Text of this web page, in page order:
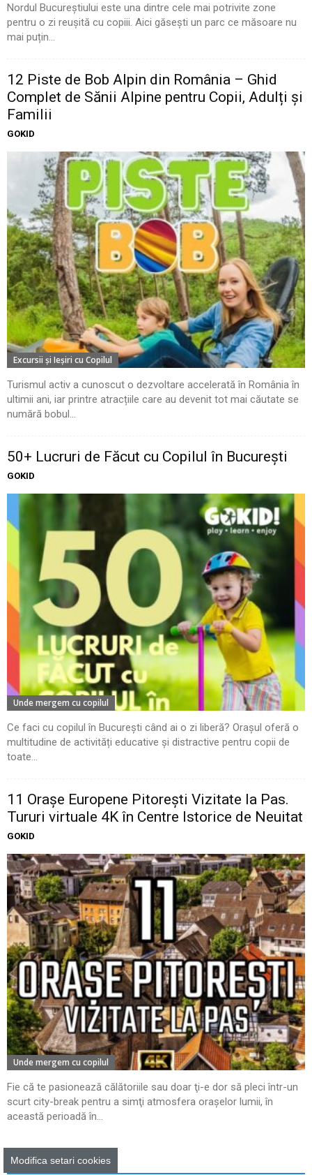
Nordul Bucureștiului este una dintre cele mai potrivite zone
pentru o zi reușită cu copiii. Aici găsești un parc ce măsoare nu
mai puțin...
12 Piste de Bob Alpin din România – Ghid
Complet de Sănii Alpine pentru Copii, Adulți și
Familii
GOKID
Excursii şi Ieşiri cu Copilul
Turismul activ a cunoscut o dezvoltare accelerată în România în
ultimii ani, iar printre atracțiile care au devenit tot mai căutate se
numără bobul...
50+ Lucruri de Făcut cu Copilul în București
GOKID
Unde mergem cu copilul
Ce faci cu copilul în București când ai o zi liberă? Orașul oferă o
multitudine de activități educative și distractive pentru copii de
toate...
11 Oraşe Europene Pitoreşti Vizitate la Pas.
Tururi virtuale 4K în Centre Istorice de Neuitat
GOKID
Unde mergem cu copilul
Fie că te pasionează călătoriile sau doar ţi-e dor să pleci într-un
scurt city-break pentru a simţi atmosfera oraşelor lumii, în
această perioadă în...
Cadouri
Modifica setari cookies